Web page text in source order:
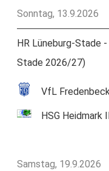
Sonntag, 13.9.2026
HR Lüneburg-Stade
Stade 2026/27)
VfL Fredenbeck
HSG Heidmark II
Samstag, 19.9.2026